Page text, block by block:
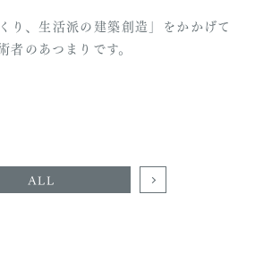
り、生活派の建築創造」をかかげて
のあつまりです。
ALL